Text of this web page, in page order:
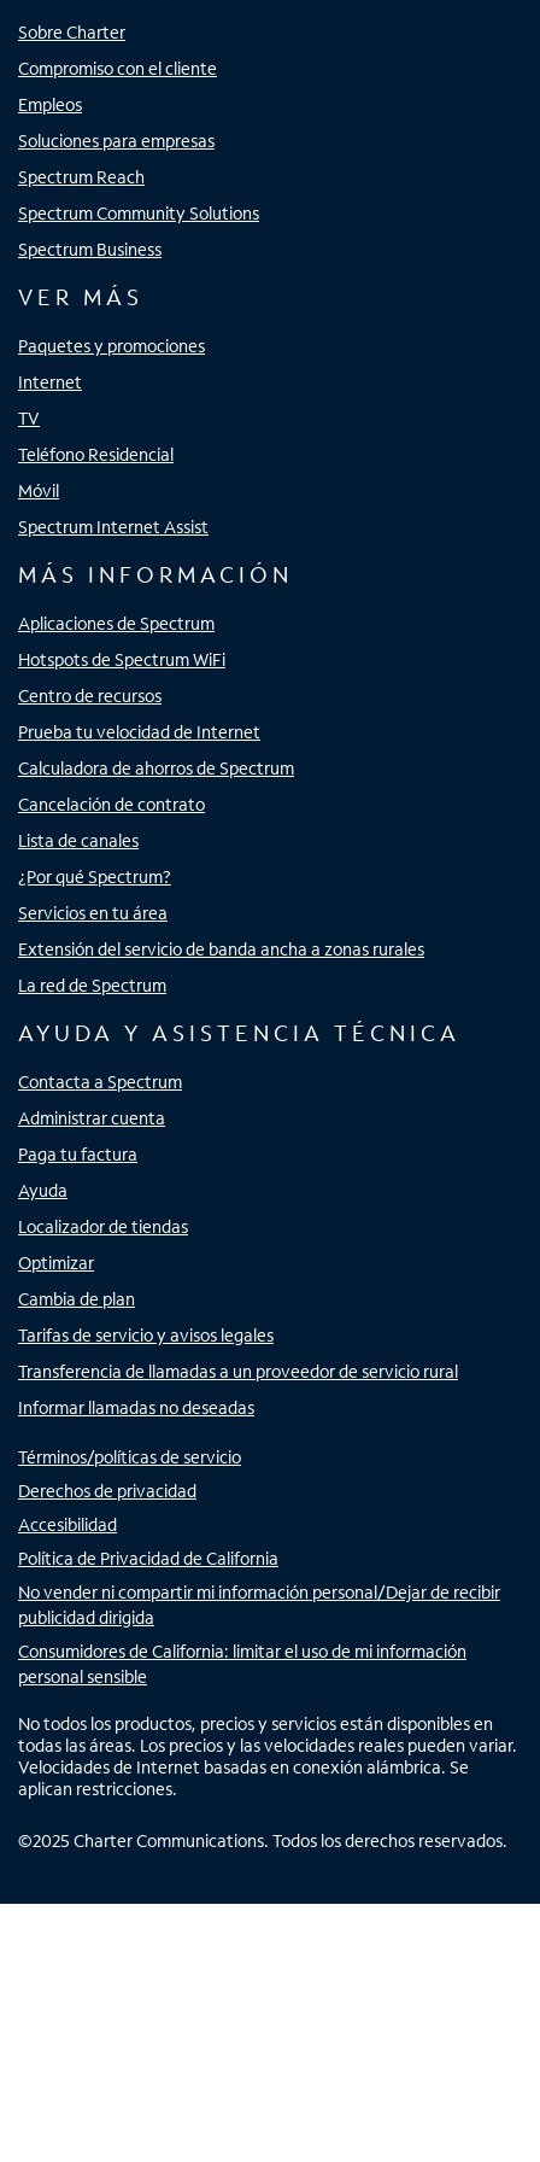
Sobre Charter
Compromiso con el cliente
Empleos
Soluciones para empresas
Spectrum Reach
Spectrum Community Solutions
Spectrum Business
VER MÁS
Paquetes y promociones
Internet
TV
Teléfono Residencial
Móvil
Spectrum Internet Assist
MÁS INFORMACIÓN
Aplicaciones de Spectrum
Hotspots de Spectrum WiFi
Centro de recursos
Prueba tu velocidad de Internet
Calculadora de ahorros de Spectrum
Cancelación de contrato
Lista de canales
¿Por qué Spectrum?
Servicios en tu área
Extensión del servicio de banda ancha a zonas rurales
La red de Spectrum
AYUDA Y ASISTENCIA TÉCNICA
Contacta a Spectrum
Administrar cuenta
Paga tu factura
Ayuda
Localizador de tiendas
Optimizar
Cambia de plan
Tarifas de servicio y avisos legales
Transferencia de llamadas a un proveedor de servicio rural
Informar llamadas no deseadas
Términos/políticas de servicio
Derechos de privacidad
Accesibilidad
Política de Privacidad de California
No vender ni compartir mi información personal/Dejar de recibir
publicidad dirigida
Consumidores de California: limitar el uso de mi información
personal sensible
No todos los productos, precios y servicios están disponibles en
todas las áreas. Los precios y las velocidades reales pueden variar.
Velocidades de Internet basadas en conexión alámbrica. Se
aplican restricciones.
©2025 Charter Communications. Todos los derechos reservados.